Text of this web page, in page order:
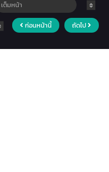
ก่อนหน้านี้ ถัดไป